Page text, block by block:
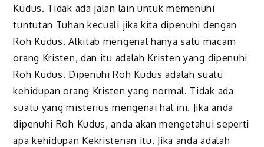
Kudus. Tidak ada jalan lain untuk memenuhi
tuntutan Tuhan kecuali jika kita dipenuhi dengan
Roh Kudus. Alkitab mengenal hanya satu macam
orang Kristen, dan itu adalah Kristen yang dipenuhi
Roh Kudus. Dipenuhi Roh Kudus adalah suatu
kehidupan orang Kristen yang normal. Tidak ada
suatu yang misterius mengenai hal ini. Jika anda
dipenuhi Roh Kudus, anda akan mengetahui seperti
apa kehidupan Kekristenan itu. Jika anda adalah